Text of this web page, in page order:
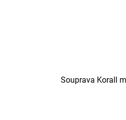
Souprava Korall